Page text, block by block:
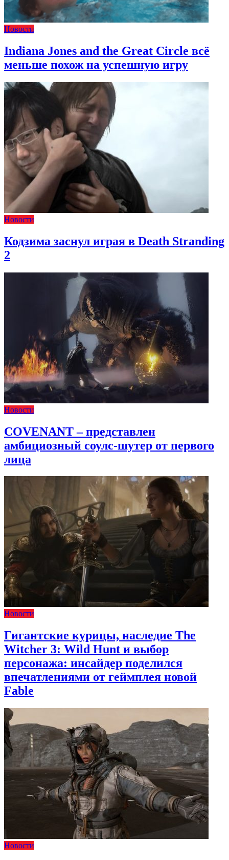
Новости
Indiana Jones and the Great Circle всё
меньше похож на успешную игру
Новости
Кодзима заснул играя в Death Stranding
2
Новости
COVENANT – представлен
амбициозный соулс-шутер от первого
лица
Новости
Гигантские курицы, наследие The
Witcher 3: Wild Hunt и выбор
персонажа: инсайдер поделился
впечатлениями от геймплея новой
Fable
Новости